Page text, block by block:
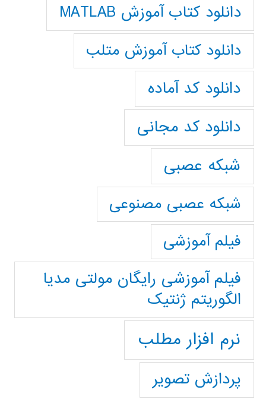
دانلود کتاب آموزش MATLAB
دانلود کتاب آموزش متلب
دانلود کد آماده
دانلود کد مجانی
شبکه عصبی
شبکه عصبی مصنوعی
فیلم آموزشی
فیلم آموزشی رایگان مولتی مدیا
الگوریتم ژنتیک
نرم افزار مطلب
پردازش تصویر